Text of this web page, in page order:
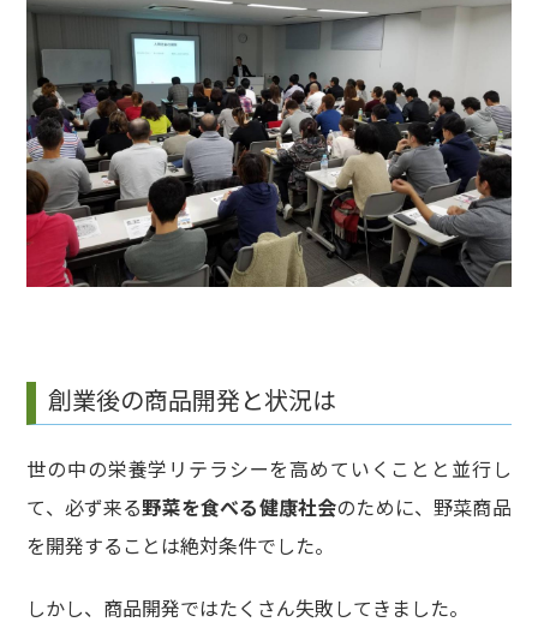
創業後の商品開発と状況は
世の中の栄養学リテラシーを高めていくことと並行し
て、必ず来る野菜を食べる健康社会のために、野菜商品
を開発することは絶対条件でした。
しかし、商品開発ではたくさん失敗してきました。